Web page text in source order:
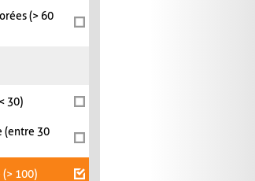
(> 60
30)
(entre 30
100)